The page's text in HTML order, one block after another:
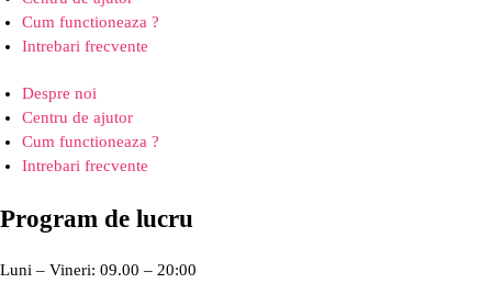
Cum functioneaza ?
Intrebari frecvente
Despre noi
Centru de ajutor
Cum functioneaza ?
Intrebari frecvente
Program de lucru
Luni – Vineri: 09.00 – 20:00